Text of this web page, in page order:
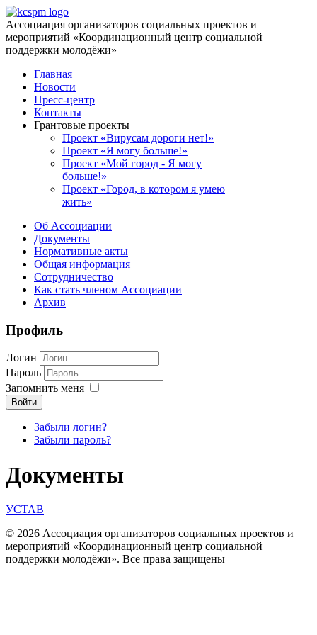
Ассоциация организаторов социальных проектов и
мероприятий «Координационный центр социальной
поддержки молодёжи»
Главная
Новости
Пресс-центр
Контакты
Грантовые проекты
Проект «Вирусам дороги нет!»
Проект «Я могу больше!»
Проект «Мой город - Я могу
больше!»
Проект «Город, в котором я умею
жить»
Об Ассоциации
Документы
Нормативные акты
Общая информация
Сотрудничество
Как стать членом Ассоциации
Архив
Профиль
Логин
Пароль
Запомнить меня
Войти
Забыли логин?
Забыли пароль?
Документы
УСТАВ
© 2026 Ассоциация организаторов социальных проектов и
мероприятий «Координационный центр социальной
поддержки молодёжи». Все права защищены